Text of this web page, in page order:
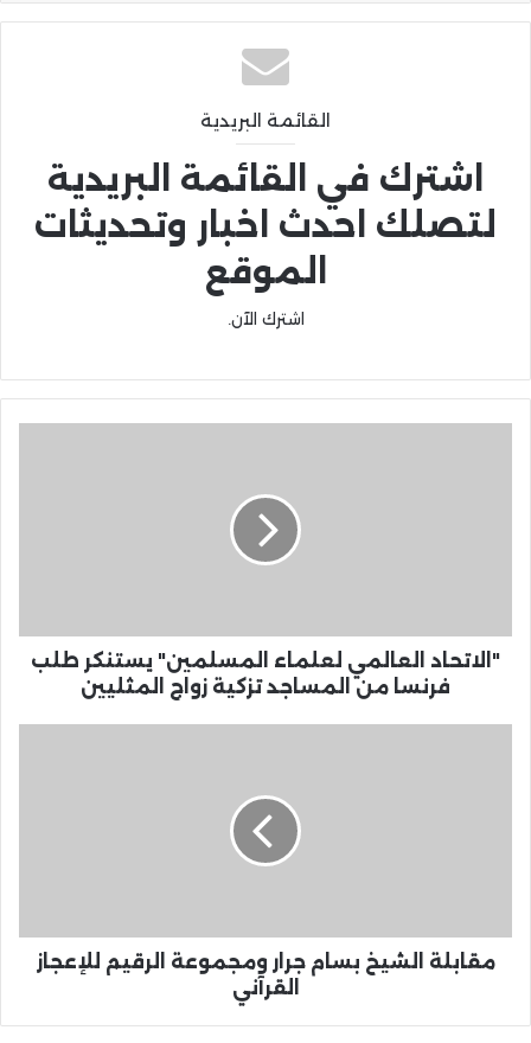
القائمة البريدية
اشترك في القائمة البريدية
لتصلك احدث اخبار وتحديثات
الموقع
اشترك الآن.
"الاتحاد العالمي لعلماء المسلمين" يستنكر طلب
فرنسا من المساجد تزكية زواج المثليين
مقابلة الشيخ بسام جرار ومجموعة الرقيم للإعجاز
القرآني